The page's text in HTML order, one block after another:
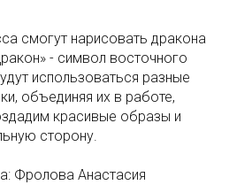
смогут нарисовать дракона
- символ восточного
использоваться разные
объединяя их в работе,
красивые образы и
сторону.
Фролова Анастасия